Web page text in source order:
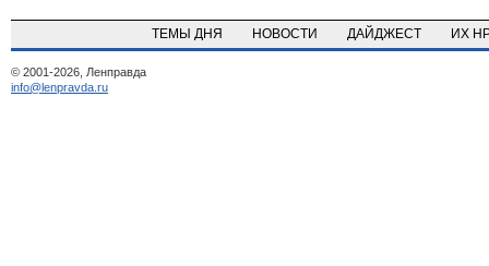
ТЕМЫ ДНЯ НОВОСТИ ДАЙДЖЕСТ ИХ
© 2001-2026, Ленправда
info@lenpravda.ru